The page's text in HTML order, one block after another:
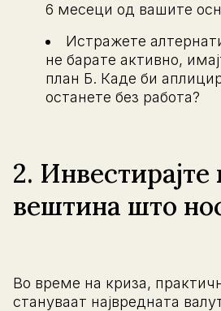
6 месеци од вашите
Истражете
не барате активно,
план Б. Каде би
останете без работа?
2. Инвестирајте
вештина што
Во време на криза,
стануваат највредната